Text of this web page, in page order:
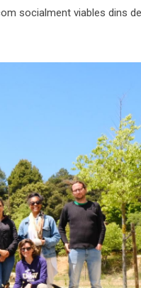
socialment viables dins